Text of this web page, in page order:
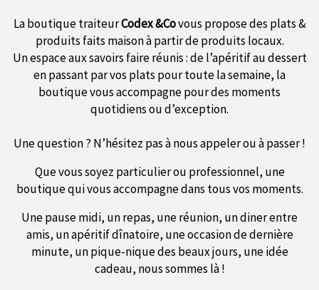
La boutique traiteurCodex &Covous propose des plats &
produits faits maison à partir de produits locaux.
Un espace aux savoirs faire réunis : de l’apéritif au dessert
en passant par vos plats pour toute la semaine, la
boutique vous accompagne pour des moments
quotidiens ou d’exception.
Une question ? N’hésitez pas à nous appeler ou à passer !
Que vous soyez particulier ou professionnel, une
boutique qui vous accompagne dans tous vos moments.
Une pause midi, un repas, une réunion, un diner entre
amis, un apéritif dînatoire, une occasion de dernière
minute, un pique-nique des beaux jours, une idée
cadeau, nous sommes là !